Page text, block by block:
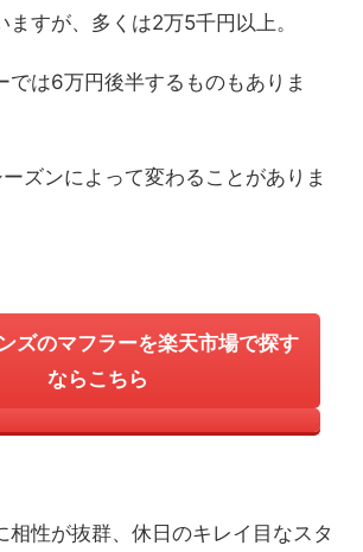
ますが、多くは2万5千円以上。
では6万円後半するものもありま
ズンによって変わることがありま
ズのマフラーを楽天市場で探す
ならこちら
相性が抜群、休日のキレイ目なスタ